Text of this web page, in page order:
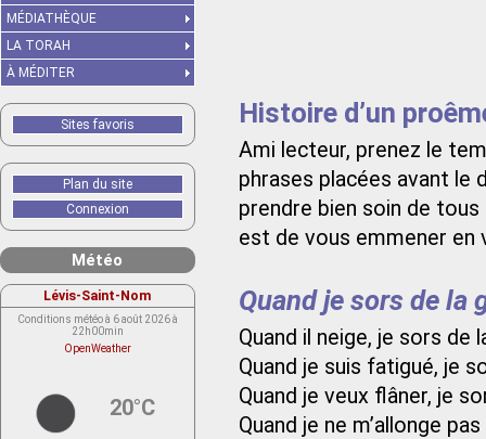
Histoire d’un
Ami lecteur, prenez le
phrases placées avant le
prendre bien soin de
est de vous emmener en
Quand je sors de la
Quand il neige, je sors de
Quand je suis fatigué, je
Quand je veux flâner, je
Quand je ne m’allonge
MÉDIATHÈQUE
LA TORAH
À MÉDITER
Sites favoris
Plan du site
Connexion
Météo
Lévis-Saint-Nom
Conditions météo à 6 août 2026 à
22h00min
OpenWeather
20°C